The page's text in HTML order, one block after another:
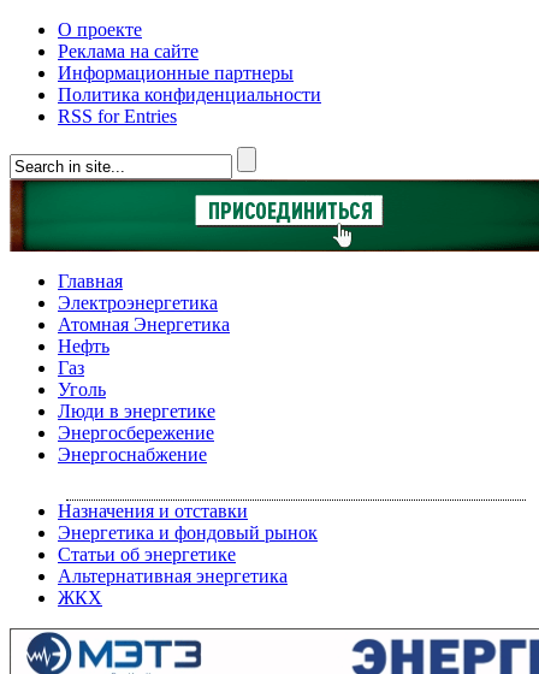
О проекте
Реклама на сайте
Информационные партнеры
Политика конфиденциальности
RSS for Entries
Главная
Электроэнергетика
Атомная Энергетика
Нефть
Газ
Уголь
Люди в энергетике
Энергосбережение
Энергоснабжение
Назначения и отставки
Энергетика и фондовый рынок
Статьи об энергетике
Альтернативная энергетика
ЖКХ